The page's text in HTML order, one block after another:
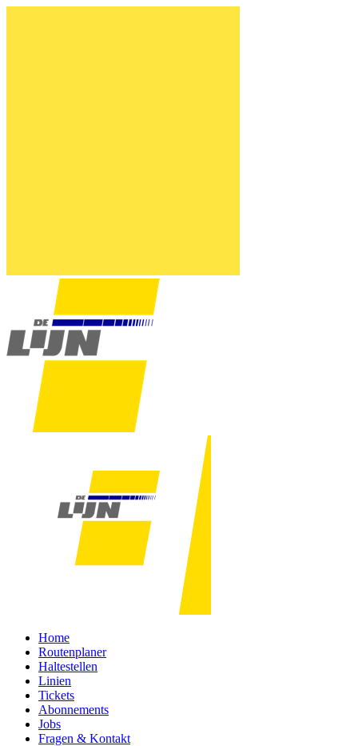
Home
Routenplaner
Haltestellen
Linien
Tickets
Abonnements
Jobs
Fragen & Kontakt